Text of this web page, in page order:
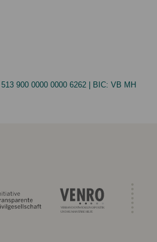
513 900 0000 0000 6262 | BIC: VB MH